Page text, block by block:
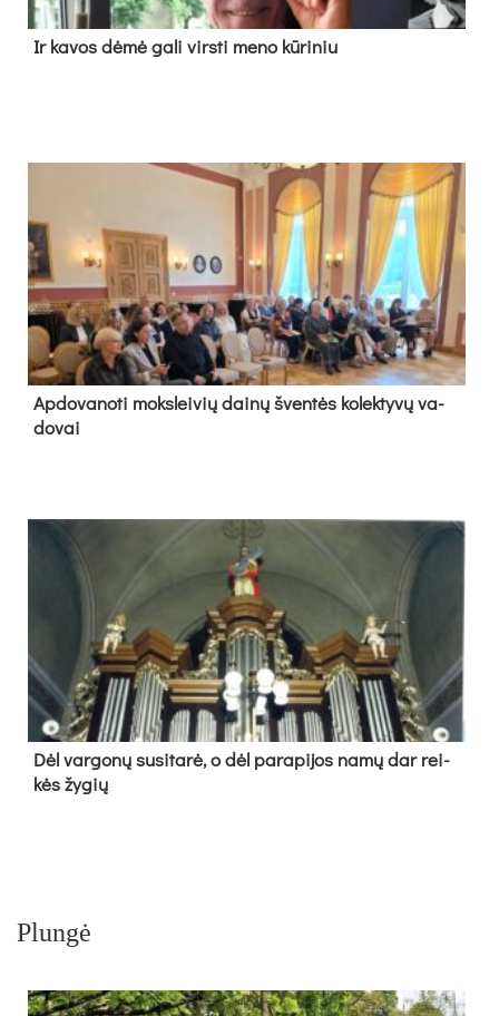
Ir ka­vos dė­mė ga­li virs­ti me­no kū­ri­niu
Ap­do­va­no­ti moks­lei­vių dai­nų šven­tės ko­lek­ty­vų va­
do­vai
Dėl var­go­nų su­si­ta­rė, o dėl pa­ra­pi­jos na­mų dar rei­
kės žy­gių
Plungė